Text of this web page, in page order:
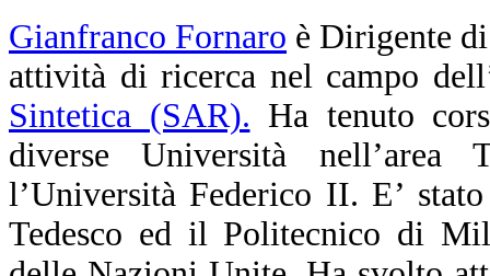
Gianfranco Fornaro è Dirigente
attività di ricerca nel campo
Sintetica (SAR). Ha tenuto
diverse Università nell’area
l’Università Federico II. E’
Tedesco ed il Politecnico di